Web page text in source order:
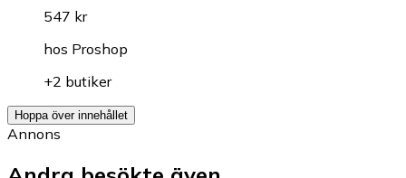
547 kr
hos Proshop
+2 butiker
Hoppa över innehållet
Annons